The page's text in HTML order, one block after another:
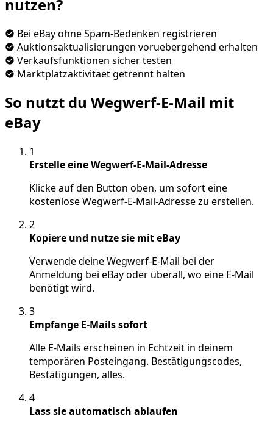
nutzen?
Bei eBay ohne Spam-Bedenken registrieren
Auktionsaktualisierungen voruebergehend erhalten
Verkaufsfunktionen sicher testen
Marktplatzaktivitaet getrennt halten
So nutzt du Wegwerf-E-Mail mit
eBay
1
Erstelle eine Wegwerf-E-Mail-Adresse
Klicke auf den Button oben, um sofort eine
kostenlose Wegwerf-E-Mail-Adresse zu erstellen.
2
Kopiere und nutze sie mit eBay
Verwende deine Wegwerf-E-Mail bei der
Anmeldung bei eBay oder überall, wo eine E-Mail
benötigt wird.
3
Empfange E-Mails sofort
Alle E-Mails erscheinen in Echtzeit in deinem
temporären Posteingang. Bestätigungscodes,
Bestätigungen, alles.
4
Lass sie automatisch ablaufen